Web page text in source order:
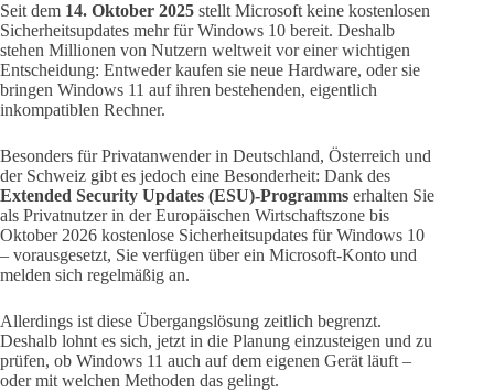
Seit dem 14. Oktober 2025 stellt Microsoft keine kostenlosen
Sicherheitsupdates mehr für Windows 10 bereit. Deshalb
stehen Millionen von Nutzern weltweit vor einer wichtigen
Entscheidung: Entweder kaufen sie neue Hardware, oder sie
bringen Windows 11 auf ihren bestehenden, eigentlich
inkompatiblen Rechner.
Besonders für Privatanwender in Deutschland, Österreich und
der Schweiz gibt es jedoch eine Besonderheit: Dank des
Extended Security Updates (ESU)-Programms erhalten Sie
als Privatnutzer in der Europäischen Wirtschaftszone bis
Oktober 2026 kostenlose Sicherheitsupdates für Windows 10
– vorausgesetzt, Sie verfügen über ein Microsoft-Konto und
melden sich regelmäßig an.
Allerdings ist diese Übergangslösung zeitlich begrenzt.
Deshalb lohnt es sich, jetzt in die Planung einzusteigen und zu
prüfen, ob Windows 11 auch auf dem eigenen Gerät läuft –
oder mit welchen Methoden das gelingt.